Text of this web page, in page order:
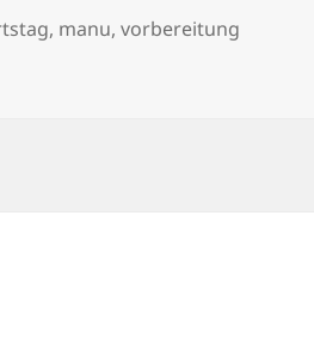
, manu,vorbereitung